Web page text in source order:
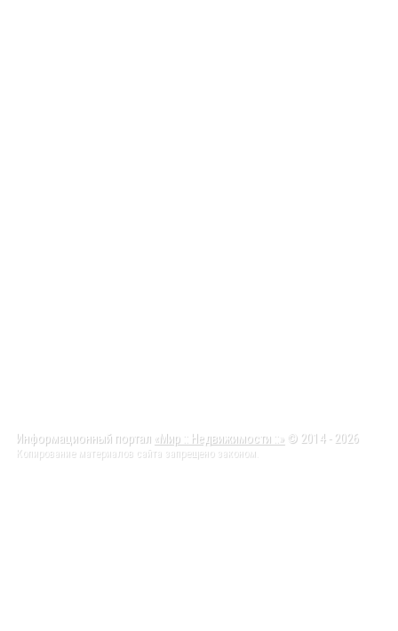
Информационный портал «Мир :: Недвижимости ::» © 2014 - 2026
Копирование материалов сайта запрещено законом.